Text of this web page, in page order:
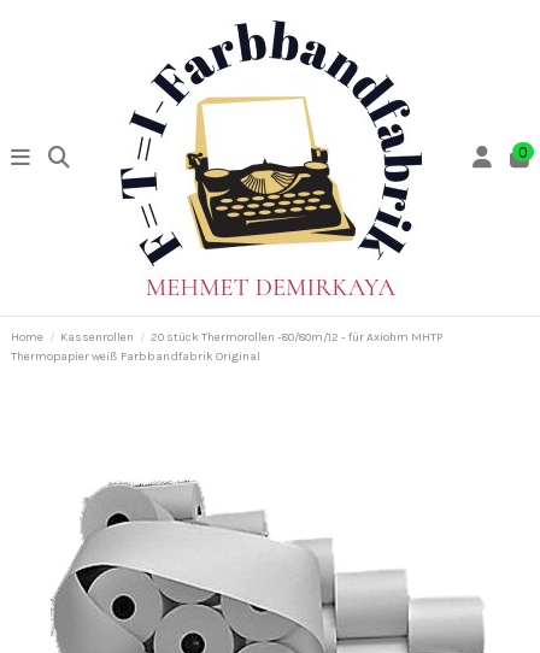
0
Home Kassenrollen
20 stück Thermorollen -80/80m/12 - für Axiohm MHTP
Thermopapier weiß Farbbandfabrik Original